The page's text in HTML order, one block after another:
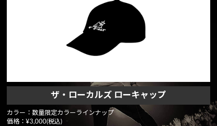
ザ・ローカルズ ローキャップ
カラー：数量限定カラーラインナップ
価格：¥3,000(税込)